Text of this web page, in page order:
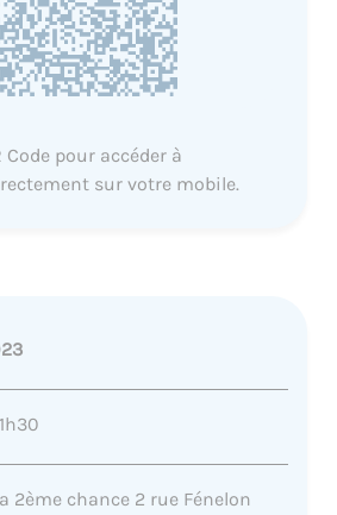
Code pour accéder à
sur votre mobile.
2ème chance 2 rue Fénelon